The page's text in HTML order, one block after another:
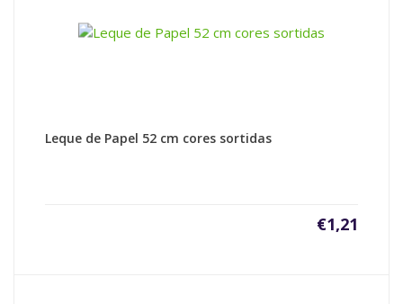
Leque de Papel 52 cm cores sortidas
€1,21